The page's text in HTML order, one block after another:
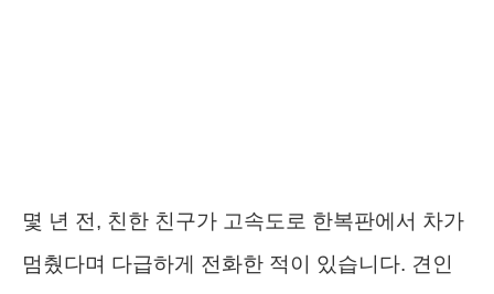
몇 년 전, 친한 친구가 고속도로 한복판에서 차가
멈췄다며 다급하게 전화한 적이 있습니다. 견인